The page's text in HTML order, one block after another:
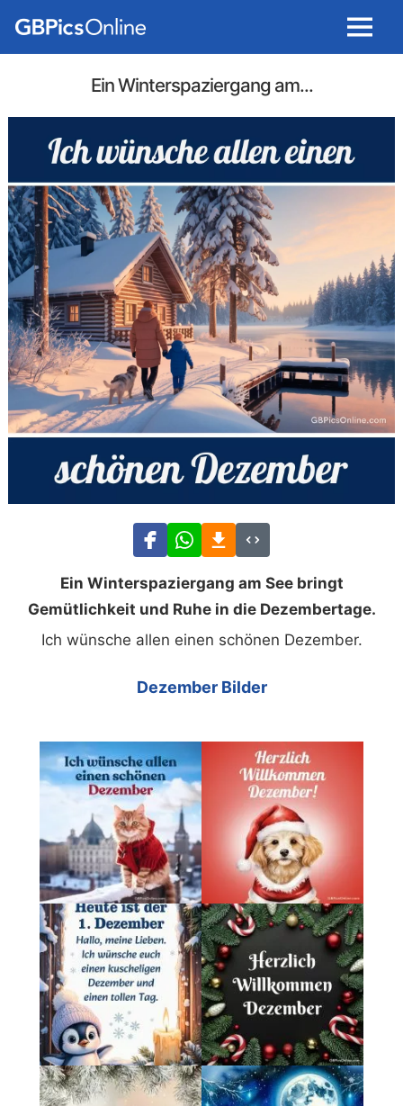
Menu
Ein Winterspaziergang am...
Ein Winterspaziergang am See bringt
Gemütlichkeit und Ruhe in die Dezembertage.
Ich wünsche allen einen schönen Dezember.
Dezember Bilder